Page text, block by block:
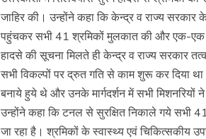
जाहिर की। उन्होंने कहा कि केन्द्र व राज्य
पहुंचकर सभी 41 श्रमिकों मुलकात की और एक-एक
हादसे की सूचना मिलते ही केन्द्र व राज्य सरकार
सभी विकल्पों पर द्रुत गति से काम शुरू कर दिया
बनाये हुये थे और उनके मार्गदर्शन में सभी
उन्होंने कहा कि टनल से सुरक्षित निकाले गये सभी
जा रहा है। श्रमिकों के स्वास्थ्य एवं चिकित्सकीय